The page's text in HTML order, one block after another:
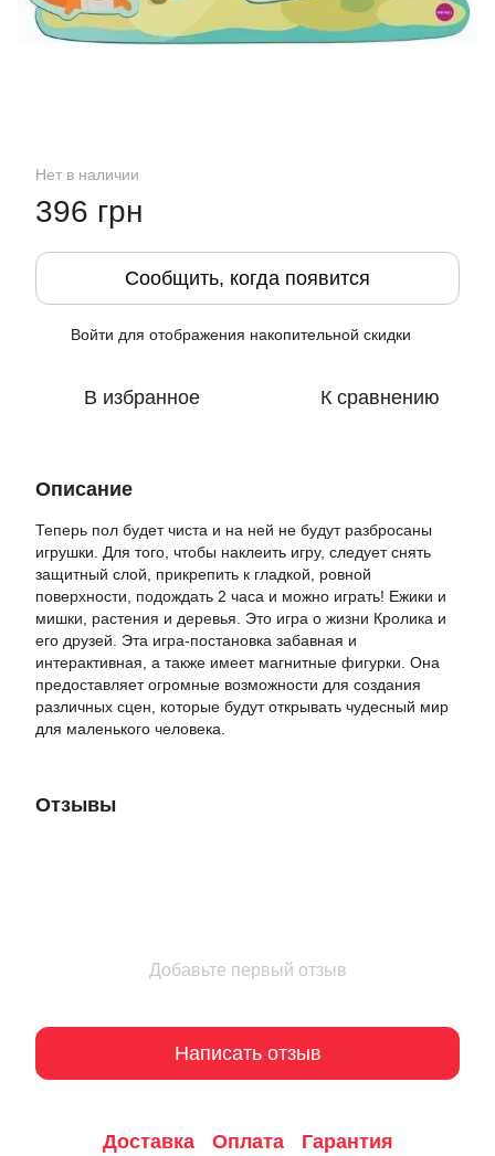
Нет в наличии
396 грн
Сообщить, когда появится
Войти для отображения накопительной скидки
В избранное К сравнению
Описание
Теперь пол будет чиста и на ней не будут разбросаны
игрушки. Для того, чтобы наклеить игру, следует снять
защитный слой, прикрепить к гладкой, ровной
поверхности, подождать 2 часа и можно играть! Ежики и
мишки, растения и деревья. Это игра о жизни Кролика и
его друзей. Эта игра-постановка забавная и
интерактивная, а также имеет магнитные фигурки. Она
предоставляет огромные возможности для создания
различных сцен, которые будут открывать чудесный мир
для маленького человека.
Отзывы
Добавьте первый отзыв
Написать отзыв
Доставка Оплата Гарантия